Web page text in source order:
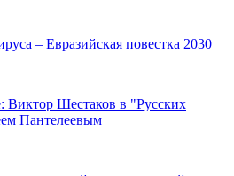
– Евразийская повестка 2030
Виктор Шестаков в "Русских
Пантелеевым